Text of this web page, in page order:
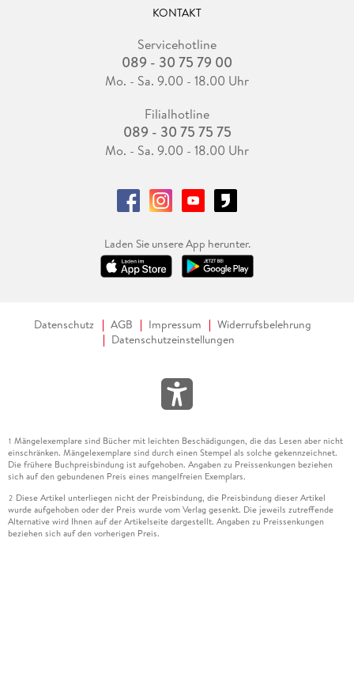
KONTAKT
Servicehotline
089 - 30 75 79 00
Mo. - Sa. 9.00 - 18.00 Uhr
Filialhotline
089 - 30 75 75 75
Mo. - Sa. 9.00 - 18.00 Uhr
Laden Sie unsere App herunter.
Datenschutz AGB Impressum
Widerrufsbelehrung
Datenschutzeinstellungen
1 Mängelexemplare sind Bücher mit leichten Beschädigungen, die das Lesen aber nicht
einschränken. Mängelexemplare sind durch einen Stempel als solche gekennzeichnet.
Die frühere Buchpreisbindung ist aufgehoben. Angaben zu Preissenkungen beziehen
sich auf den gebundenen Preis eines mangelfreien Exemplars.
2 Diese Artikel unterliegen nicht der Preisbindung, die Preisbindung dieser Artikel
wurde aufgehoben oder der Preis wurde vom Verlag gesenkt. Die jeweils zutreffende
Alternative wird Ihnen auf der Artikelseite dargestellt. Angaben zu Preissenkungen
beziehen sich auf den vorherigen Preis.